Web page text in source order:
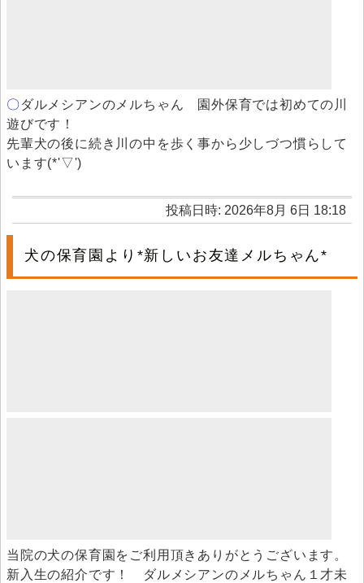
〇 ダルメシアンのメルちゃん 園外保育では初めての川
遊びです！
先輩犬の後に続き川の中を歩く事から少しづつ慣らして
います(*'▽')
投稿日時: 2026年8月 6日 18:18
犬の保育園より*新しいお友達メルちゃん*
当院の犬の保育園をご利用頂きありがとうございます。
新入生の紹介です！ ダルメシアンのメルちゃん１才未